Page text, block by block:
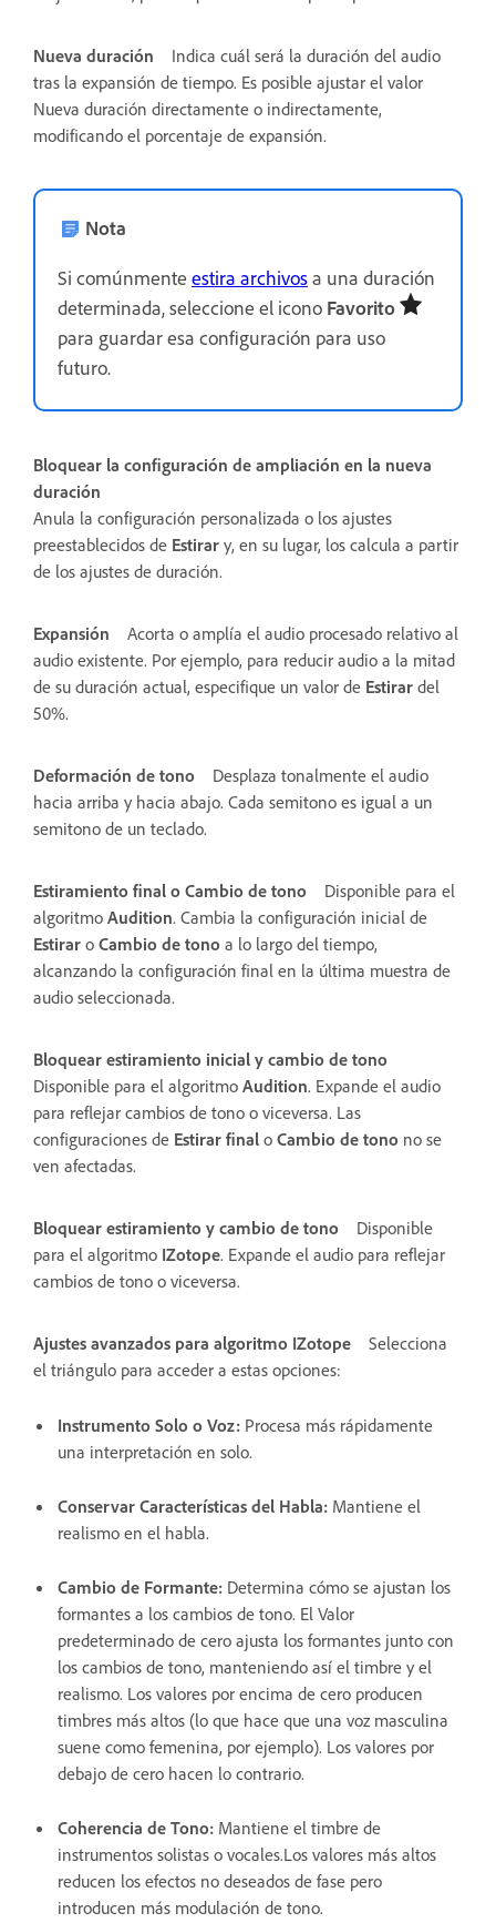
Nueva duración
Indica cuál será la duración del audio
tras la expansión de tiempo. Es posible ajustar el valor
Nueva duración directamente o indirectamente,
modificando el porcentaje de expansión.
Nota
Si comúnmente estira archivosa una duración
determinada, seleccione el icono Favorito
para guardar esa configuración para uso
futuro.
Bloquear la configuración de ampliación en la nueva
duración
Anula la configuración personalizada o los ajustes
preestablecidos de Estirar y, en su lugar, los calcula a partir
de los ajustes de duración.
Expansión
Acorta o amplía el audio procesado relativo al
audio existente. Por ejemplo, para reducir audio a la mitad
de su duración actual, especifique un valor de Estirar del
50%.
Deformación de tono
Desplaza tonalmente el audio
hacia arriba y hacia abajo. Cada semitono es igual a un
semitono de un teclado.
Estiramiento final o Cambio de tono
Disponible para el
algoritmo Audition. Cambia la configuración inicial de
Estirar o Cambio de tono a lo largo del tiempo,
alcanzando la configuración final en la última muestra de
audio seleccionada.
Bloquear estiramiento inicial y cambio de tono
Disponible para el algoritmo Audition. Expande el audio
para reflejar cambios de tono o viceversa. Las
configuraciones de Estirar final o Cambio de tono no se
ven afectadas.
Bloquear estiramiento y cambio de tono
Disponible
para el algoritmo IZotope. Expande el audio para reflejar
cambios de tono o viceversa.
Ajustes avanzados para algoritmo IZotope
Selecciona
el triángulo para acceder a estas opciones:
Instrumento Solo o Voz: Procesa más rápidamente
una interpretación en solo.
Conservar Características del Habla: Mantiene el
realismo en el habla.
Cambio de Formante: Determina cómo se ajustan los
formantes a los cambios de tono. El Valor
predeterminado de cero ajusta los formantes junto con
los cambios de tono, manteniendo así el timbre y el
realismo. Los valores por encima de cero producen
timbres más altos (lo que hace que una voz masculina
suene como femenina, por ejemplo). Los valores por
debajo de cero hacen lo contrario.
Coherencia de Tono: Mantiene el timbre de
instrumentos solistas o vocales.Los valores más altos
reducen los efectos no deseados de fase pero
introducen más modulación de tono.